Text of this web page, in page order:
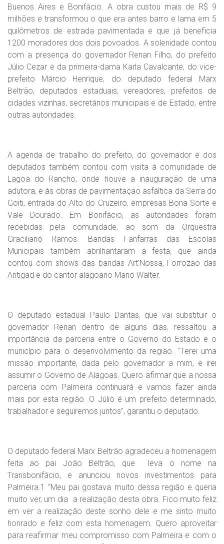
Buenos Aires e Bonifácio. A obra custou mais de R$ 9
milhões e transformou o que era antes barro e lama em 5
quilômetros de estrada pavimentada e que já beneficia
1200 moradores dos dois povoados. A solenidade contou
com a presença do governador Renan Filho, do prefeito
Júlio Cezar e da primeira-dama Karla Cavalcante, do vice-
prefeito Márcio Henrique, do deputado federal Marx
Beltrão, deputados estaduais, vereadores, prefeitos de
cidades vizinhas, secretários municipais e de Estado, entre
outras autoridades.
A agenda de trabalho do prefeito, do governador e dos
deputados também contou com visita à comunidade de
Lagoa do Rancho, onde houve a inauguração de uma
adutora, e às obras de pavimentação asfáltica da Serra do
Goiti, entrada do Alto do Cruzeiro, empresas Bona Sorte e
Vale Dourado. Em Bonifácio, as autoridades foram
recebidas pela comunidade, ao som da Orquestra
Graciliano Ramos. Bandas Fanfarras das Escolas
Municipais também abrilhantaram a festa, que ainda
contou com shows das bandas Art’Nossa, Forrozão das
Antigad e do cantor alagoano Mano Walter.
O deputado estadual Paulo Dantas, que vai substituir o
governador Renan dentro de alguns dias, ressaltou a
importância da parceria entre o Governo do Estado e o
município para o desenvolvimento da região. “Terei uma
missão importante, dada pelo governador a mim, e irei
assumir o Governo de Alagoas. Quero afirmar que a nossa
parceria com Palmeira continuará e vamos fazer ainda
mais por esta região. O Júlio é um prefeito determinado,
trabalhador e seguiremos juntos”, garantiu o deputado.
O deputado federal Marx Beltrão agradeceu a homenagem
feita ao pai João Beltrão, que leva o nome na
Transbonifácio, e anunciou novos investimentos para
Palmeira.1 “Meu pai gostava muito dessa região e queria
muito ver, um dia a realização desta obra. Fico muito feliz
em ver a realização deste sonho dele e me sinto muito
honrado e feliz com esta homenagem. Quero aproveitar
para reafirmar meu compromisso com Palmeira e com o